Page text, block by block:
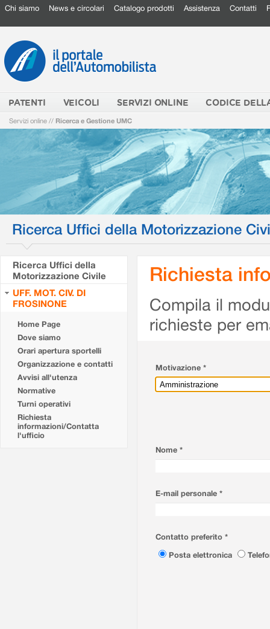
Chi siamo News e circolari Catalogo prodotti Assistenza Contatti
PATENTI VEICOLI SERVIZI ONLINE CODICE
Servizi online // Ricerca e Gestione UMC
Ricerca Uffici della Motorizzazione
Ricerca Uffici della
Motorizzazione Civile
UFF. MOT. CIV. DI
FROSINONE
Home Page
Dove siamo
Orari apertura sportelli
Organizzazione e contatti
Avvisi all'utenza
Normative
Turni operativi
Richiesta
informazioni/Contatta
l'ufficio
Richiesta
Compila il
richieste per
Motivazione *
Nome *
E-mail personale *
Contatto preferito *
Posta elettronica